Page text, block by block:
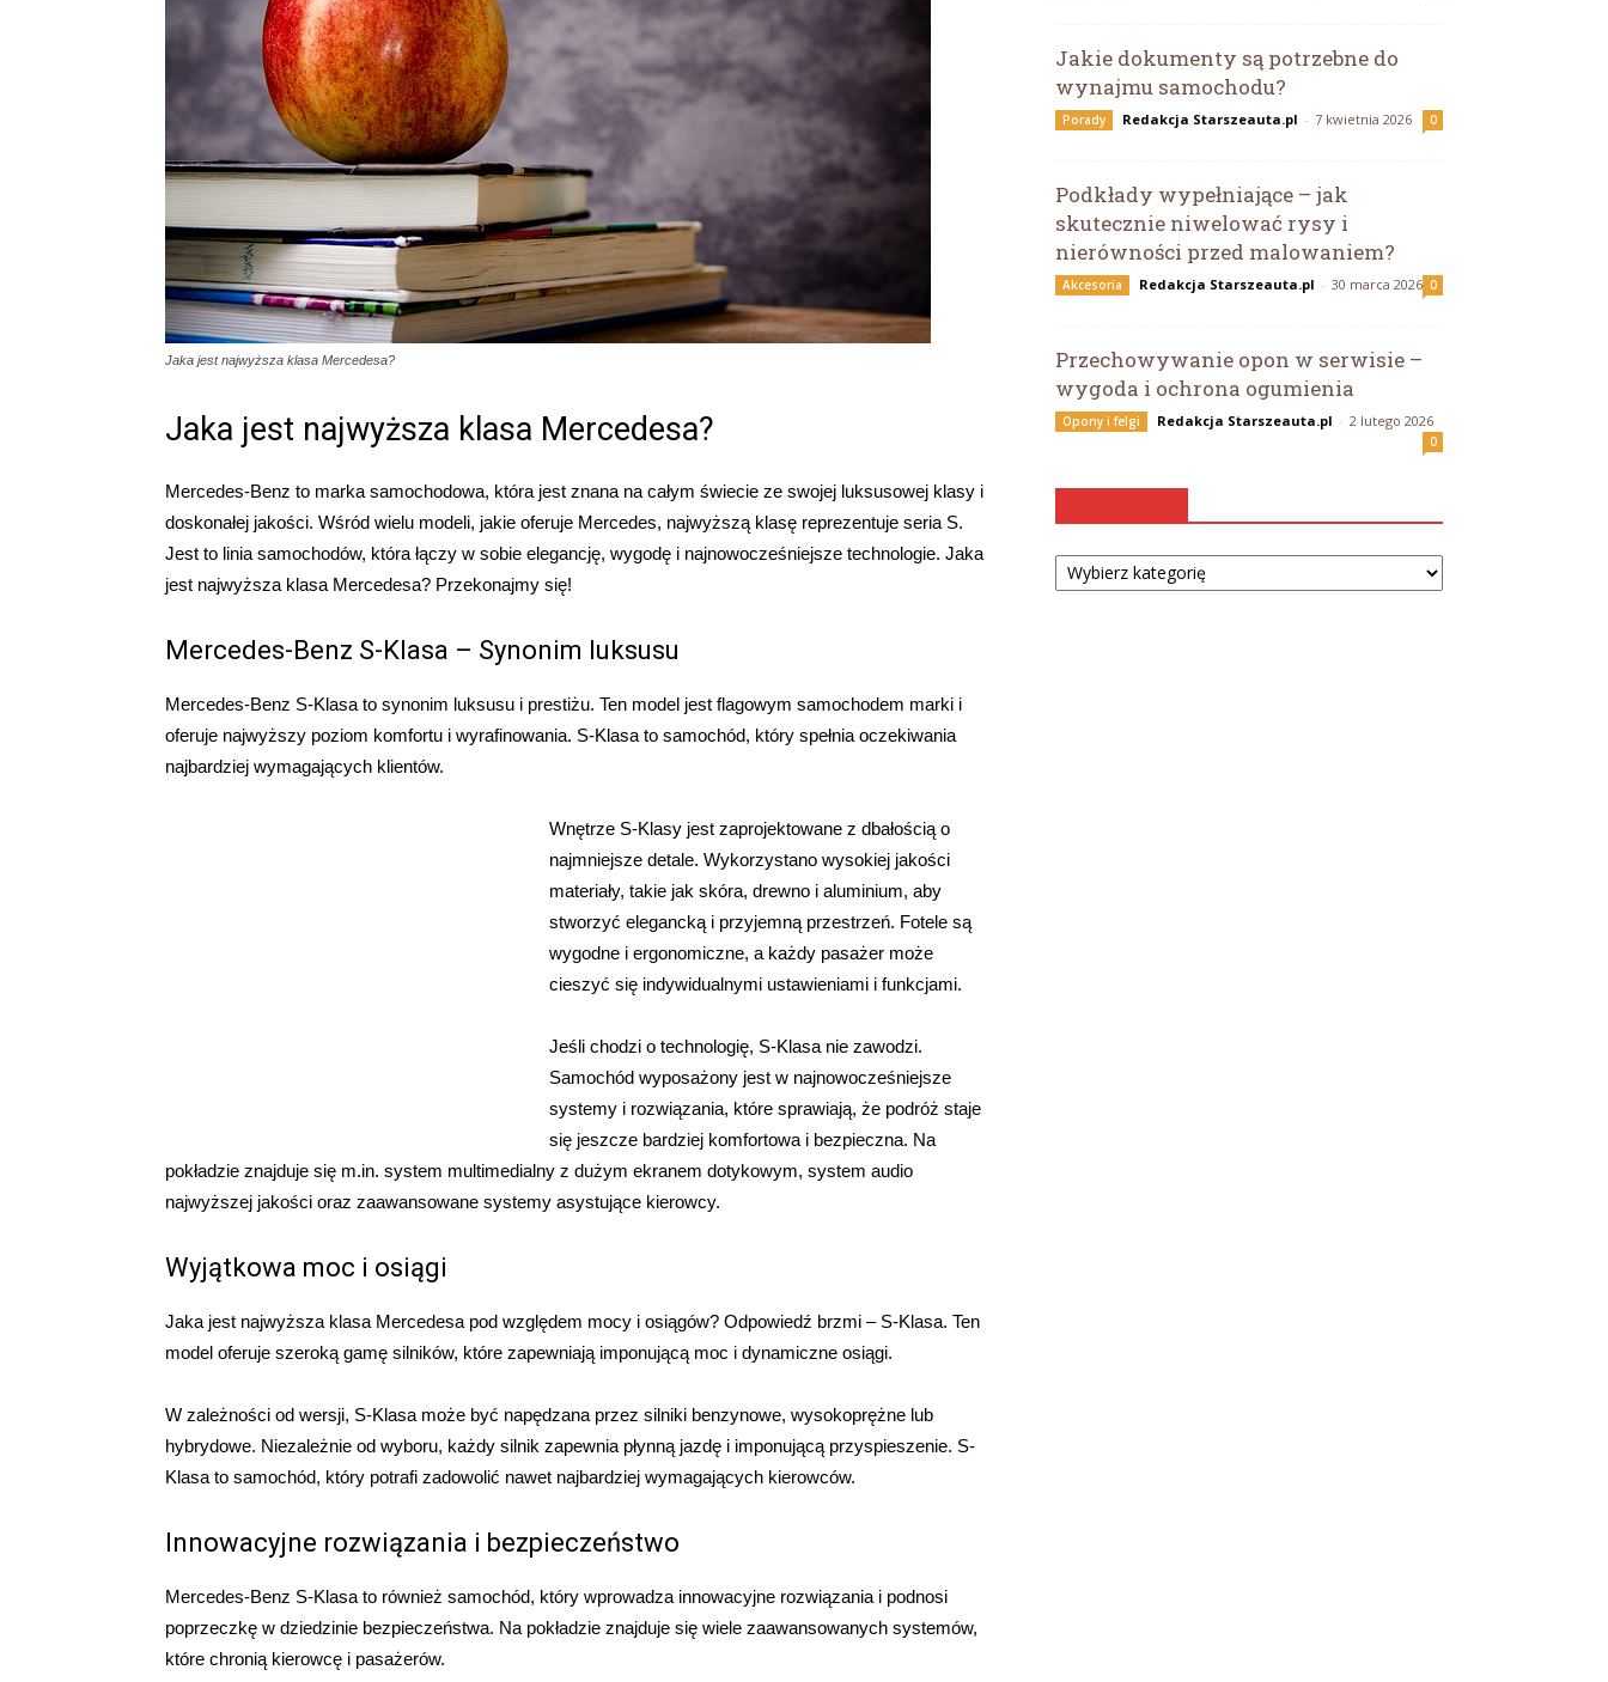
Jaka jest najwyższa klasa Mercedesa?
Jaka jest najwyższa klasa Mercedesa?
Mercedes-Benz to marka samochodowa, która jest znana na całym świecie ze swojej luksusowej klasy i
doskonałej jakości. Wśród wielu modeli, jakie oferuje Mercedes, najwyższą klasę reprezentuje seria S.
Jest to linia samochodów, która łączy w sobie elegancję, wygodę i najnowocześniejsze technologie. Jaka
jest najwyższa klasa Mercedesa? Przekonajmy się!
Mercedes-Benz S-Klasa – Synonim luksusu
Mercedes-Benz S-Klasa to synonim luksusu i prestiżu. Ten model jest flagowym samochodem marki i
oferuje najwyższy poziom komfortu i wyrafinowania. S-Klasa to samochód, który spełnia oczekiwania
najbardziej wymagających klientów.
Wnętrze S-Klasy jest zaprojektowane z dbałością o
najmniejsze detale. Wykorzystano wysokiej jakości
materiały, takie jak skóra, drewno i aluminium, aby
stworzyć elegancką i przyjemną przestrzeń. Fotele są
wygodne i ergonomiczne, a każdy pasażer może
cieszyć się indywidualnymi ustawieniami i funkcjami.
Jeśli chodzi o technologię, S-Klasa nie zawodzi.
Samochód wyposażony jest w najnowocześniejsze
systemy i rozwiązania, które sprawiają, że podróż staje
się jeszcze bardziej komfortowa i bezpieczna. Na
pokładzie znajduje się m.in. system multimedialny z dużym ekranem dotykowym, system audio
najwyższej jakości oraz zaawansowane systemy asystujące kierowcy.
Wyjątkowa moc i osiągi
Jaka jest najwyższa klasa Mercedesa pod względem mocy i osiągów? Odpowiedź brzmi – S-Klasa. Ten
model oferuje szeroką gamę silników, które zapewniają imponującą moc i dynamiczne osiągi.
W zależności od wersji, S-Klasa może być napędzana przez silniki benzynowe, wysokoprężne lub
hybrydowe. Niezależnie od wyboru, każdy silnik zapewnia płynną jazdę i imponującą przyspieszenie. S-
Klasa to samochód, który potrafi zadowolić nawet najbardziej wymagających kierowców.
Innowacyjne rozwiązania i bezpieczeństwo
Mercedes-Benz S-Klasa to również samochód, który wprowadza innowacyjne rozwiązania i podnosi
poprzeczkę w dziedzinie bezpieczeństwa. Na pokładzie znajduje się wiele zaawansowanych systemów,
które chronią kierowcę i pasażerów.
Jakie dokumenty są potrzebne do
wynajmu samochodu?
Porady Redakcja Starszeauta.pl - 7 kwietnia 2026 0
Podkłady wypełniające – jak
skutecznie niwelować rysy i
nierówności przed malowaniem?
Akcesoria Redakcja Starszeauta.pl - 30 marca 2026 0
Przechowywanie opon w serwisie –
wygoda i ochrona ogumienia
Opony i felgi Redakcja Starszeauta.pl - 2 lutego 2026
0
Kategorie